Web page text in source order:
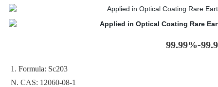
99.99%-
1. Formula: Sc203
N. CAS: 12060-08-1